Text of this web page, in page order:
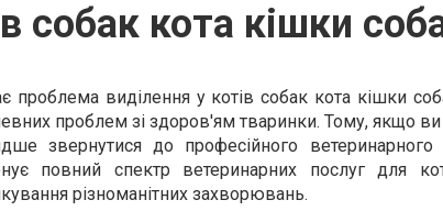
собак кота кішки
проблема виділення у котів собак кота кішки
проблем зі здоров'ям тваринки. Тому, якщо ви
звернутися до професійного ветеринарного
повний спектр ветеринарних послуг для
різноманітних захворювань.